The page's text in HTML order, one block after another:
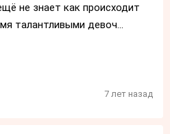
не знает как происходит
талантливыми девоч...
7 лет назад